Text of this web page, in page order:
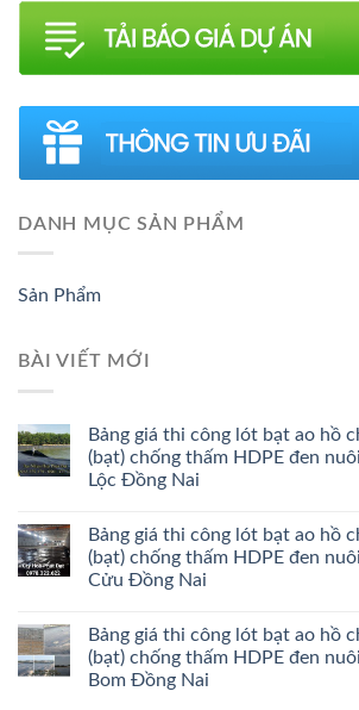
DANH MỤC SẢN PHẨM
Sản Phẩm
BÀI VIẾT MỚI
Bảng giá thi công lót bạt ao hồ
(bạt) chống thấm HDPE đen
Lộc Đồng Nai
Bảng giá thi công lót bạt ao hồ
(bạt) chống thấm HDPE đen
Cửu Đồng Nai
Bảng giá thi công lót bạt ao hồ
(bạt) chống thấm HDPE đen
Bom Đồng Nai